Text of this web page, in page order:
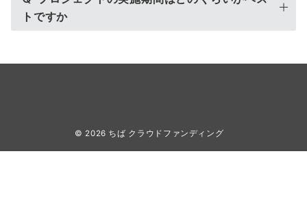
トですか
© 2026 ちば クラウドファンディング